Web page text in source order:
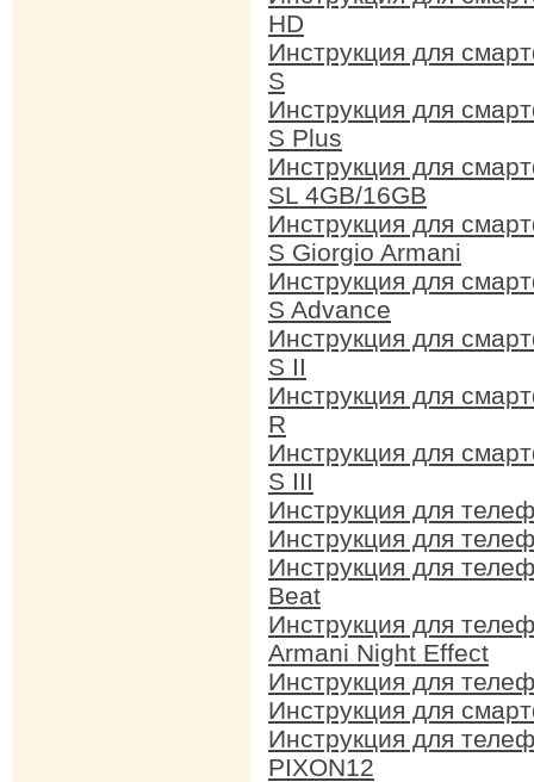
HD
Инструкция для
S
Инструкция для
S Plus
Инструкция для
SL 4GB/16GB
Инструкция для
S Giorgio Armani
Инструкция для
S Advance
Инструкция для
S II
Инструкция для
R
Инструкция для
S III
Инструкция для
Инструкция для
Инструкция для
Beat
Инструкция для
Armani Night Effect
Инструкция для
Инструкция для
Инструкция для
PIXON12